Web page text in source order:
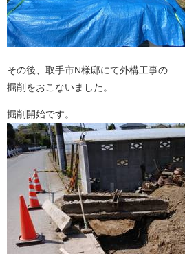
その後、取手市N様邸にて外構工事の
掘削をおこないました。
掘削開始です。